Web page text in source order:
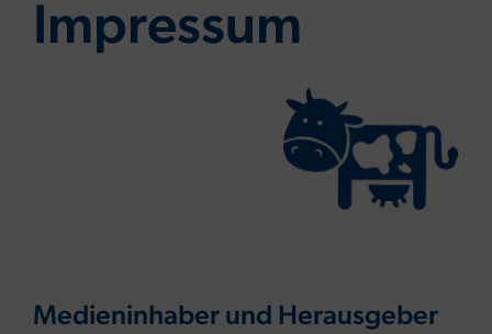
Im­pres­sum
Medieninhaber und Herausgeber